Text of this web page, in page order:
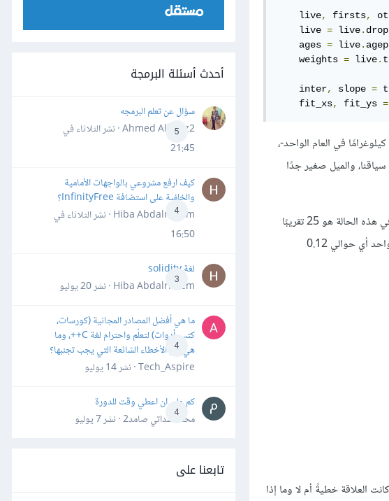
    live
, firsts,
    live
= live.
    ages
= live.
    weights
= live.
    inter
, slope =
    fit_xs
, fit_ys =
تبلغ قيمة نقطة التقاطع المقدَّرة والميل المقدَّر 6.8 رطلًا -أي حوالي 3.08 كيلوغرامًا- و0.017 رطلًا في العام الواحد -أي حوالي 0.007 كيلوغرامًا في العام الواحد-،
إذا كان عمره أمه 0 عام، وهذا ليس منطقيًا في سياقنا، والميل صغير جدًا
بدلًا من البدء بنقطة التقاطع من القيمة 0 أي x=0، لذا يكون متوسط العمر في هذه الحالة هو 25 تقريبًا
ومتوسط وزن الطفل للأم التي يبلغ عمرها 25 عامًا هو 7.3 رطلًا -أي حوالي 3.31 كيلوغرامًا-، بذلك يكون الميل 0.27 رطلًا في العام الواحد أي حوالي 0.12
العلاقة خطيةً أم لا وما إذا
أحدث أسئلة البرمجة
5
سؤال عن تعلم البرمجه
Ahmed Alhafiz2 · نشر
الثلاثاء في
21:45
4
كيف ارفع مشروعي بالواجهات الأمامية
والخلفية على استضافة InfinityFree؟
Hiba Abdalrheem · نشر
الثلاثاء في
16:50
3
لغة solidity
Hiba Abdalrheem · نشر
20 يوليو
4
ما هي أفضل المصادر المجانية (كورسات،
كتب، أدوات) لتعلّم واحترام لغة C++، وما
هي أهم الأخطاء الشائعة التي يجب تجنبها؟
Tech_Aspire · نشر
14 يوليو
4
كم علي ان اعطي وقت للدورة
محمد سداتي صامد2 · نشر
7 يوليو
تابعنا على